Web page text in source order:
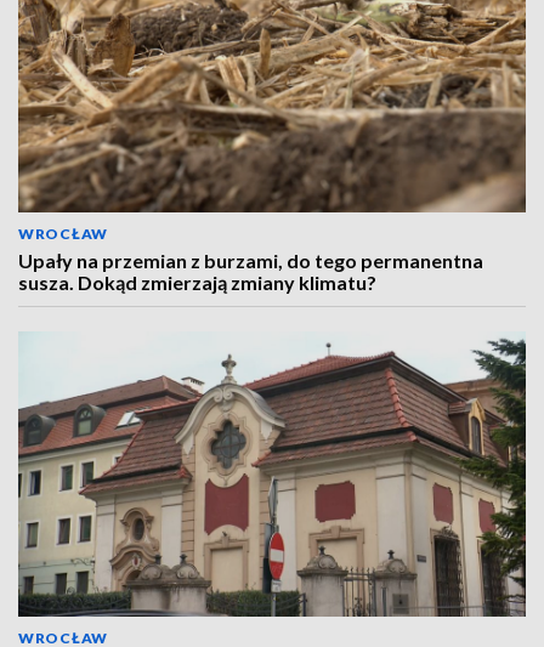
WROCŁAW
Upały na przemian z burzami, do tego permanentna
susza. Dokąd zmierzają zmiany klimatu?
WROCŁAW